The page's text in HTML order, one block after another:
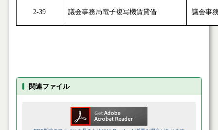
2-39 議会事務局電子複写機賃貸借 議会事
関連ファイル